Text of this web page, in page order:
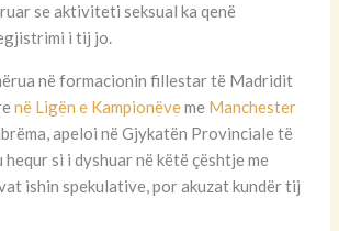
se aktiviteti seksual ka qenë
i tij jo.
në formacionin fillestar të Madridit
në Ligën e Kampionëveme Manchester
apeloi në Gjykatën Provinciale të
hequr si i dyshuar në këtë çështje me
ishin spekulative, por akuzat kundër tij